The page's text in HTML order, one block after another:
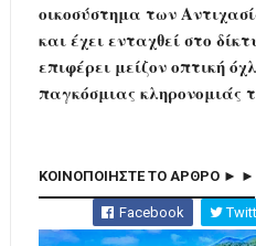
οικοσύστημα των
και έχει ενταχθεί στο
επιφέρει μείζον οπτική
παγκόσμιας κληρονομιάς
ΚΟΙΝΟΠΟΙΗΣΤΕ ΤΟ ΑΡΘΡΟ ► ►
Facebook